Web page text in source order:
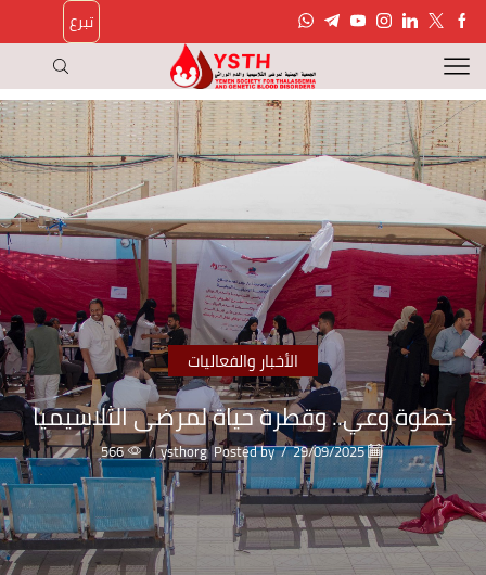
تبرع
الأخبار والفعاليات
خطوة وعي.. وقطرة حياة لمرضى الثلاسيميا
29/09/2025
/
Posted by
ysthorg
/
566